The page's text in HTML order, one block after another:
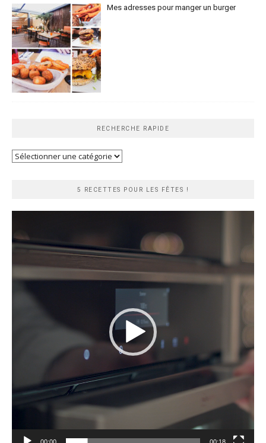
Mes adresses pour manger un burger
RECHERCHE RAPIDE
Recherche
5 RECETTES POUR LES FÊTES !